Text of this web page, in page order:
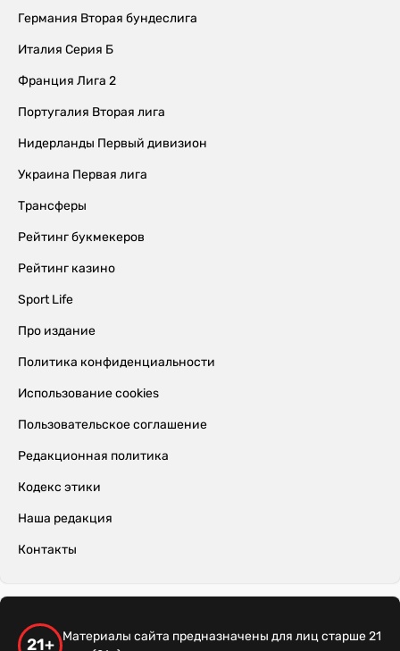
Германия Вторая бундеслига
Италия Серия Б
Франция Лига 2
Португалия Вторая лига
Нидерланды Первый дивизион
Украина Первая лига
Трансферы
Рейтинг букмекеров
Рейтинг казино
Sport Life
Про издание
Политика конфиденциальности
Использование cookies
Пользовательское соглашение
Редакционная политика
Кодекс этики
Наша редакция
Контакты
21+
Материалы сайта предназначены для лиц старше 21